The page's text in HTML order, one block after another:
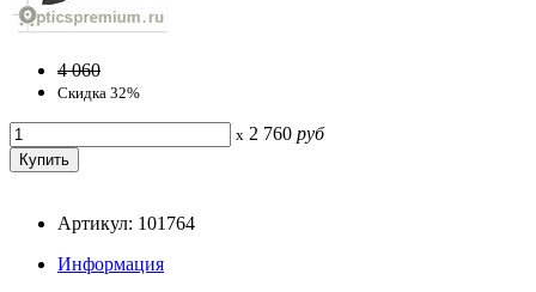
4 060
Скидка 32%
x 2 760 руб
Артикул: 101764
Информация